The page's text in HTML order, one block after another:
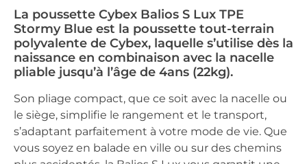
La poussette Cybex Balios S Lux TPE
Stormy Blue est la poussette tout-terrain
polyvalente de Cybex, laquelle s’utilise dès la
naissance en combinaison avec la nacelle
pliable jusqu’à l’âge de 4ans (22kg).
Son pliage compact, que ce soit avec la nacelle ou
le siège, simplifie le rangement et le transport,
s’adaptant parfaitement à votre mode de vie. Que
vous soyez en balade en ville ou sur des chemins